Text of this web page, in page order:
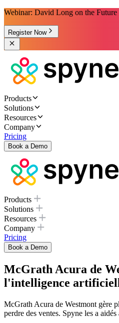
Webinar: David Long on the
Register Now
Products
Solutions
Resources
Company
Pricing
Book a Demo
Products
Solutions
Resources
Company
Pricing
Book a Demo
McGrath Acura de
l'intelligence
McGrath Acura de Westmont gère
perdre des ventes. Spyne les a